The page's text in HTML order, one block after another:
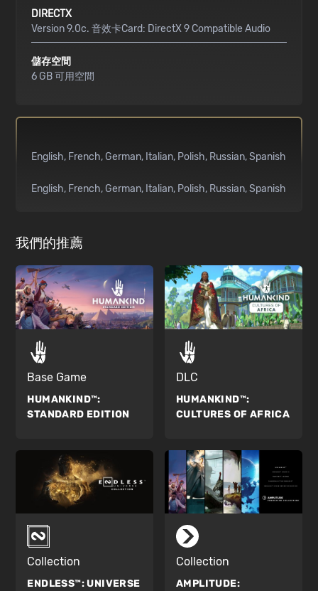
DIRECTX
Version 9.0c. 音效卡Card: DirectX 9 Compatible Audio
儲存空間
6 GB 可用空間
English French German Italian Polish Russian Spanish
English French German Italian Polish Russian Spanish
我們的推薦
Base Game
HUMANKIND™:
STANDARD EDITION
DLC
HUMANKIND™:
CULTURES OF AFRICA
Collection
ENDLESS™: UNIVERSE
Collection
AMPLITUDE: